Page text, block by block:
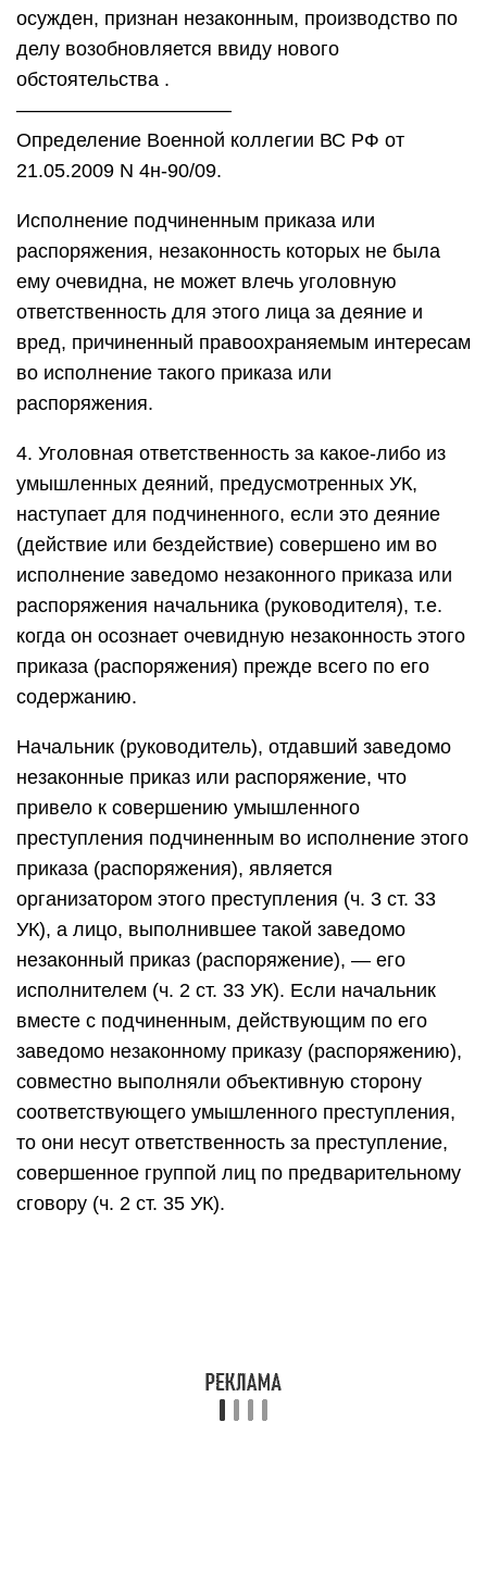
осужден, признан незаконным, производство по
делу возобновляется ввиду нового
обстоятельства .
———————————
Определение Военной коллегии ВС РФ от
21.05.2009 N 4н-90/09.
Исполнение подчиненным приказа или
распоряжения, незаконность которых не была
ему очевидна, не может влечь уголовную
ответственность для этого лица за деяние и
вред, причиненный правоохраняемым интересам
во исполнение такого приказа или
распоряжения.
4. Уголовная ответственность за какое-либо из
умышленных деяний, предусмотренных УК,
наступает для подчиненного, если это деяние
(действие или бездействие) совершено им во
исполнение заведомо незаконного приказа или
распоряжения начальника (руководителя), т.е.
когда он осознает очевидную незаконность этого
приказа (распоряжения) прежде всего по его
содержанию.
Начальник (руководитель), отдавший заведомо
незаконные приказ или распоряжение, что
привело к совершению умышленного
преступления подчиненным во исполнение этого
приказа (распоряжения), является
организатором этого преступления (ч. 3 ст. 33
УК), а лицо, выполнившее такой заведомо
незаконный приказ (распоряжение), — его
исполнителем (ч. 2 ст. 33 УК). Если начальник
вместе с подчиненным, действующим по его
заведомо незаконному приказу (распоряжению),
совместно выполняли объективную сторону
соответствующего умышленного преступления,
то они несут ответственность за преступление,
совершенное группой лиц по предварительному
сговору (ч. 2 ст. 35 УК).